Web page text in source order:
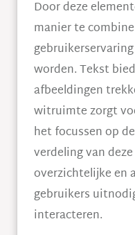
Door deze
manier te
worden. Tekst
afbeeldingen
witruimte zorgt
het focussen op
verdeling van
overzichtelijke en
gebruikers
interacteren.